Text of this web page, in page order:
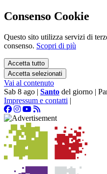
Consenso Cookie
Questo sito utilizza servizi di
consenso. Scopri di più
Accetta tutto
Accetta selezionati
Vai al contenuto
Sab 8 ago | Santo del giorno |
Impressum e contatti |